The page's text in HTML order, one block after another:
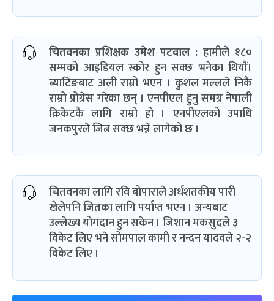
चितवनका प्रशिक्षक उमेश पटवाल : हामीले १८०
सम्मको आइडियल स्कोर हुन सक्छ भनेका थियौं।
ब्याटिङबाट अली राम्रो भएन । कुशल मल्लले निकै
राम्रो प्रोग्रेस गरेका छन् । एनपीएल हुनु समग्र नेपाली
क्रिकेटकै लागि राम्रो हो । एनपीएलको उपाधि
जनकपुरले जित्न सक्छ भन्ने लागेको छ ।
चितवनका लागि रवि बोपाराले अर्धशतकीय पारी
खेलेपनि जितका लागि पर्याप्त भएन । अन्यबाट
उल्लेख्य योगदान हुन सकेन । जिशान मकसुदले ३
विकेट लिए भने सोमपाल कामी र नन्दन यादवले २-२
विकेट लिए ।